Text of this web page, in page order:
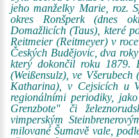
jeho manželky Marie, roz.
okres Ronšperk (dnes
Domažlicích (Taus), které
Reitmeier (Reitmeyer) v
Českých Budějovic, dva
který dokončil roku 1879.
(Weißensulz), ve
Katharina), v Cejsicích u
regionálními periodiky,
Grenzbote" či
vimperským
milované Šumavě vale,